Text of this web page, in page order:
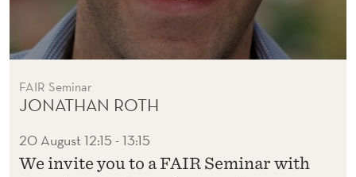
FAIR Seminar
JONATHAN ROTH
20 August12:15 - 13:15
We invite you to a FAIR Seminar with